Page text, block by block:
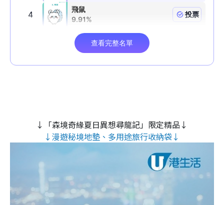
↓「森境奇緣夏日異想尋龍記」限定精品↓
↓漫遊秘境地墊、多用途旅行收納袋↓